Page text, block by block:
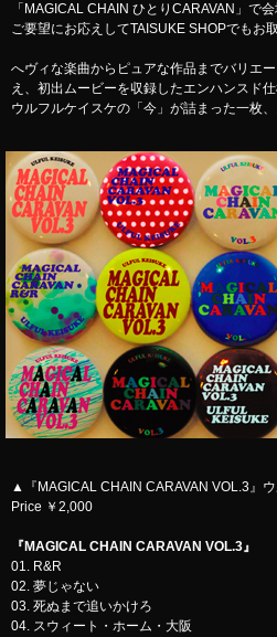
「MAGICAL CHAIN ひとりCARAVAN」で
ご要望にお応えしてTAISUKE SHOPでもお
へヴィな楽曲からピュアな作品までバリエ
え、初出ムービーを収録したエンハンスド仕
ウルフルケイスケの「今」が詰まった一枚
▲『MAGICAL CHAIN CARAVAN VOL.3』
Price ￥2,000
『MAGICAL CHAIN CARAVAN VOL.3』
01. R&R
02. 夢じゃない
03. 死ぬまで追いかけろ
04. スウィート・ホーム・大阪